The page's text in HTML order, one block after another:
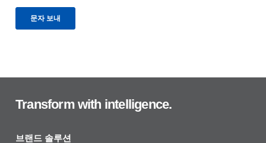
Transform with intelligence.
브랜드 솔루션